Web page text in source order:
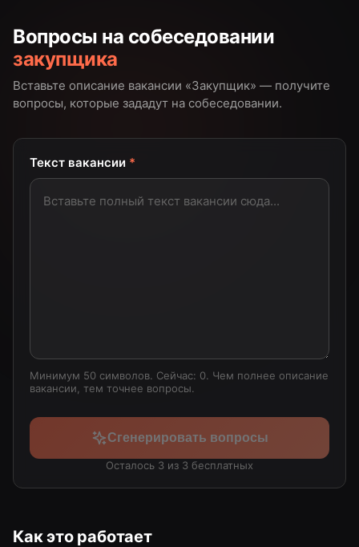
Вопросы на собеседовании
закупщика
Вставьте описание вакансии «Закупщик» — получите
вопросы, которые зададут на собеседовании.
Текст вакансии *
Минимум 50 символов. Сейчас: 0. Чем полнее описание
вакансии, тем точнее вопросы.
Сгенерировать вопросы
Осталось 3 из 3 бесплатных
Как это работает